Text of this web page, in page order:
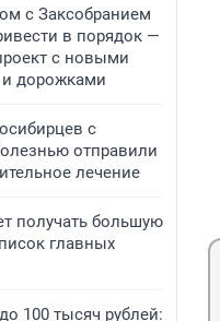
с Заксобранием
в порядок —
с новыми
дорожками
с
отправили
лечение
получать большую
главных
100 тысяч рублей: